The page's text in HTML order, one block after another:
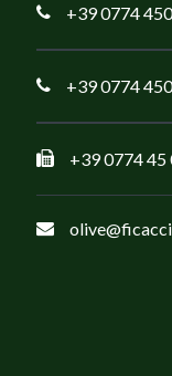
+39 0774
+39 0774
+39 0774 45